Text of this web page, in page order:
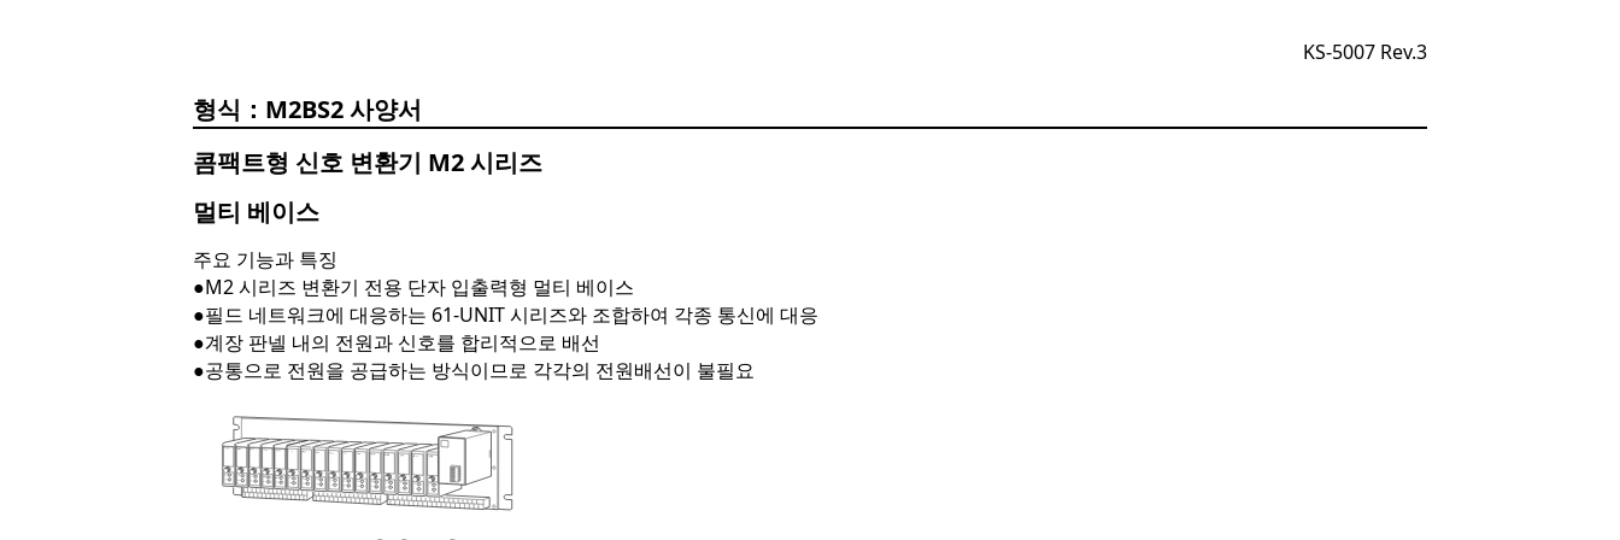
KS-5007 Rev.3
M2BS2
콤팩트형 신호 변환기 M2 시리즈
멀티 베이스
주요 기능과 특징
●M2 시리즈 변환기 전용 단자 입출력형 멀티 베이스
●필드 네트워크에 대응하는 61-UNIT 시리즈와 조합하여 각종 통신에 대응
●계장 판넬 내의 전원과 신호를 합리적으로 배선
●공통으로 전원을 공급하는 방식이므로 각각의 전원배선이 불필요